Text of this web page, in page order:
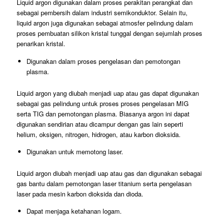
Liquid argon digunakan dalam proses perakitan perangkat dan
sebagai pembersih dalam industri semikonduktor. Selain itu,
liquid argon juga digunakan sebagai atmosfer pelindung dalam
proses pembuatan silikon kristal tunggal dengan sejumlah proses
penarikan kristal.
Digunakan dalam proses pengelasan dan pemotongan
plasma.
Liquid argon yang diubah menjadi uap atau gas dapat digunakan
sebagai gas pelindung untuk proses proses pengelasan MIG
serta TIG dan pemotongan plasma. Biasanya argon ini dapat
digunakan sendirian atau dicampur dengan gas lain seperti
helium, oksigen, nitrogen, hidrogen, atau karbon dioksida.
Digunakan untuk memotong laser.
Liquid argon diubah menjadi uap atau gas dan digunakan sebagai
gas bantu dalam pemotongan laser titanium serta pengelasan
laser pada mesin karbon dioksida dan dioda.
Dapat menjaga ketahanan logam.